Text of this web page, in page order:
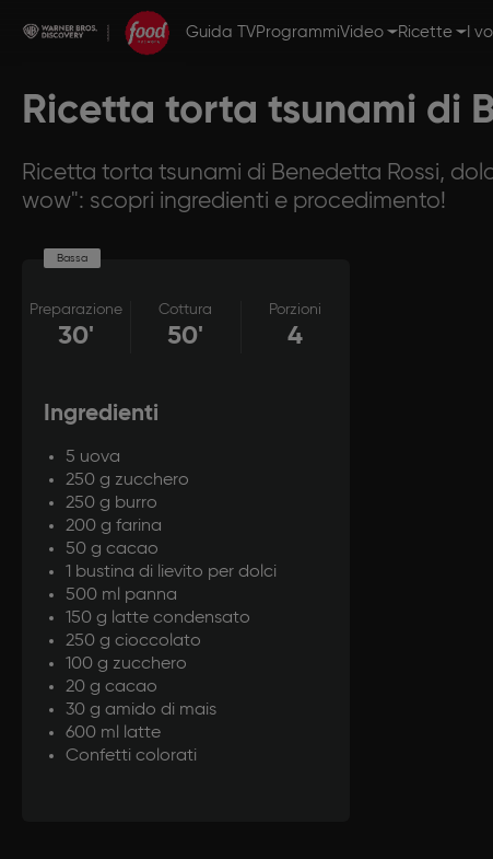
Guida TVProgrammiVideo Ricette I
Ricetta torta tsunami di
Ricetta torta tsunami di Benedetta Rossi,
wow": scopri ingredienti e procedimento!
Bassa
Preparazione
30'
Cottura
50'
Porzioni
4
Ingredienti
5 uova
250 g zucchero
250 g burro
200 g farina
50 g cacao
1 bustina di lievito per dolci
500 ml panna
150 g latte condensato
250 g cioccolato
100 g zucchero
20 g cacao
30 g amido di mais
600 ml latte
Confetti colorati